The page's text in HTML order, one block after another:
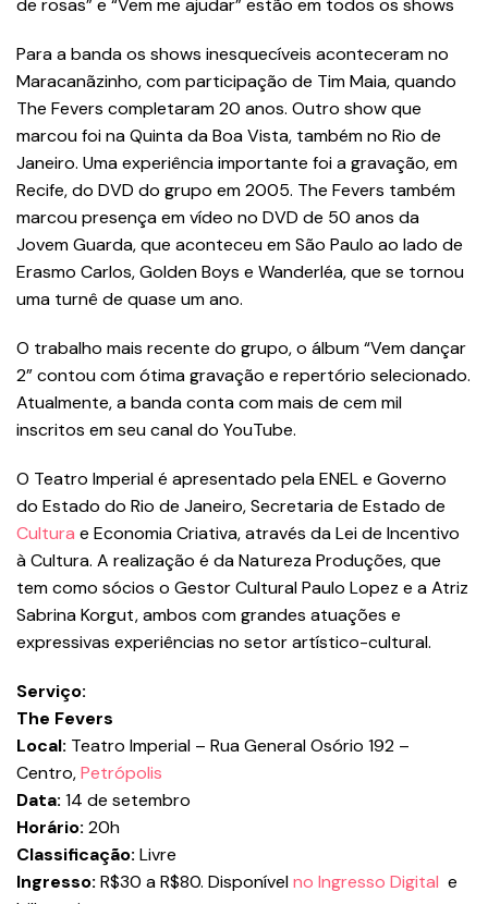
Para a banda os shows inesquecíveis aconteceram no
Maracanãzinho, com participação de Tim Maia, quando
The Fevers completaram 20 anos. Outro show que
marcou foi na Quinta da Boa Vista, também no Rio de
Janeiro. Uma experiência importante foi a gravação, em
Recife, do DVD do grupo em 2005. The Fevers também
marcou presença em vídeo no DVD de 50 anos da
Jovem Guarda, que aconteceu em São Paulo ao lado de
Erasmo Carlos, Golden Boys e Wanderléa, que se tornou
uma turnê de quase um ano.
O trabalho mais recente do grupo, o álbum “Vem dançar
2” contou com ótima gravação e repertório selecionado.
Atualmente, a banda conta com mais de cem mil
inscritos em seu canal do YouTube.
O Teatro Imperial é apresentado pela ENEL e Governo
do Estado do Rio de Janeiro, Secretaria de Estado de
Cultura e Economia Criativa, através da Lei de Incentivo
à Cultura. A realização é da Natureza Produções, que
tem como sócios o Gestor Cultural Paulo Lopez e a Atriz
Sabrina Korgut, ambos com grandes atuações e
expressivas experiências no setor artístico-cultural.
Serviço:
The Fevers
Local: Teatro Imperial – Rua General Osório 192 –
Centro,Petrópolis
Data: 14 de setembro
Horário: 20h
Classificação: Livre
Ingresso: R$30 a R$80. Disponívelno Ingresso Digital e